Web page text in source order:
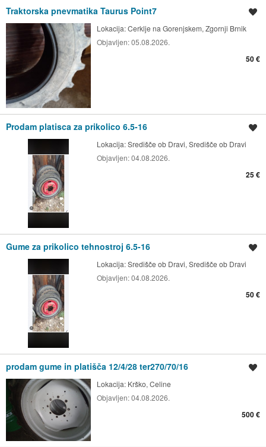
Traktorska pnevmatika Taurus Point7
Lokacija:Cerklje na Gorenjskem, Zgornji Brnik
Objavljen:05.08.2026.
50 €
Prodam platisca za prikolico 6.5-16
Lokacija:Središče ob Dravi, Središče ob Dravi
Objavljen:04.08.2026.
25 €
Gume za prikolico tehnostroj 6.5-16
Lokacija:Središče ob Dravi, Središče ob Dravi
Objavljen:04.08.2026.
50 €
prodam gume in platišča 12/4/28 ter270/70/16
Lokacija: Krško, Celine
Objavljen:04.08.2026.
500 €